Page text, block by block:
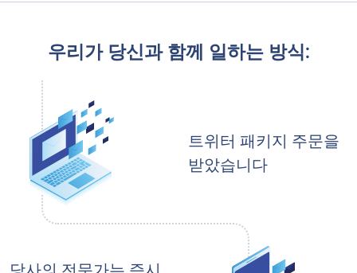
우리가 당신과 함께 일하는 방식:
트위터 패키지 주문을
받았습니다